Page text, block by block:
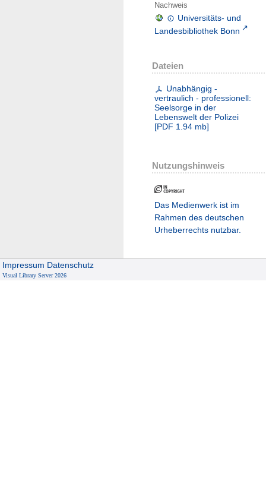
Nachweis
Universitäts- und
Landesbibliothek Bonn
Dateien
Unabhängig -
vertraulich - professionell:
Seelsorge in der
Lebenswelt der Polizei
[PDF 1.94 mb]
Nutzungshinweis
Das Medienwerk ist im
Rahmen des deutschen
Urheberrechts nutzbar.
Impressum Datenschutz
Visual Library Server 2026